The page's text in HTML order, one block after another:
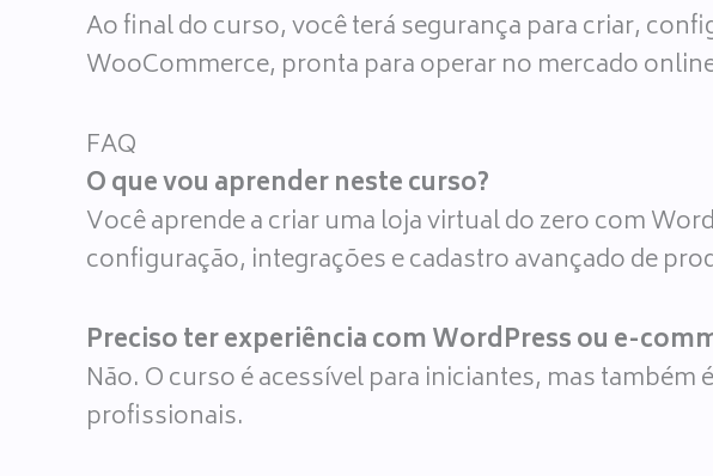
Ao final do curso, você terá segurança para criar,
WooCommerce, pronta para operar no mercado
FAQ
O que vou aprender neste curso?
Você aprende a criar uma loja virtual do zero com
configuração, integrações e cadastro avançado de
Preciso ter experiência com WordPress ou e-
Não. O curso é acessível para iniciantes, mas
profissionais.